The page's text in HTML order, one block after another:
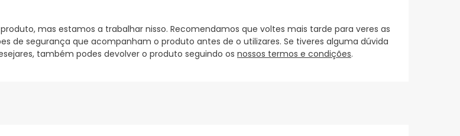
mas estamos a trabalhar nisso. Recomendamos que voltes mais tarde para veres as
de segurança que acompanham o produto antes de o utilizares. Se tiveres alguma dúvida
também podes devolver o produto seguindo os nossos termos e condições.